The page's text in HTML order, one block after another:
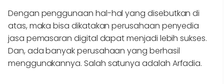
Dengan penggunaan hal-hal yang disebutkan di
atas, maka bisa dikatakan perusahaan penyedia
jasa pemasaran digital dapat menjadi lebih sukses.
Dan, ada banyak perusahaan yang berhasil
menggunakannya. Salah satunya adalah Arfadia.